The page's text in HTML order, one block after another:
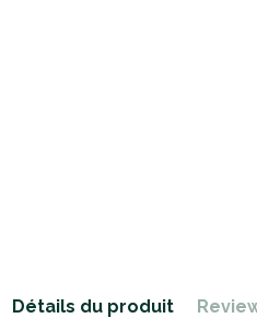
Détails du produit